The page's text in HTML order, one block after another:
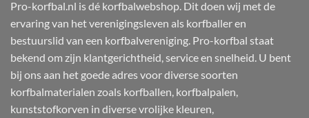
Pro-korfbal.nl is dé korfbalwebshop. Dit doen wij met de
ervaring van het verenigingsleven als korfballer en
bestuurslid van een korfbalvereniging. Pro-korfbal staat
bekend om zijn klantgerichtheid, service en snelheid. U bent
bij ons aan het goede adres voor diverse soorten
korfbalmaterialen zoals korfballen, korfbalpalen,
kunststofkorven in diverse vrolijke kleuren,